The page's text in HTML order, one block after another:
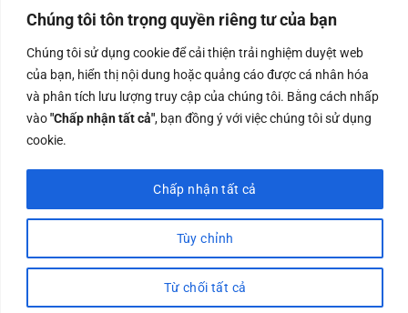
Chúng tôi tôn trọng quyền riêng tư của bạn
Chúng tôi sử dụng cookie để cải thiện trải nghiệm duyệt web
của bạn, hiển thị nội dung hoặc quảng cáo được cá nhân hóa
và phân tích lưu lượng truy cập của chúng tôi. Bằng cách nhấp
vào"Chấp nhận tất cả", bạn đồng ý với việc chúng tôi sử dụng
cookie.
Tùy chỉnh
Từ chối tất cả
Chấp nhận tất cả
Công ty TNHH Nam Bình Xương - Số ĐKKD: 0108783483
cấp ngày 14/06/2019 bởi Sở Kế Hoạch và Đầu Tư Tp. Hà
Nội
Copyrights @2023 Nam Binh Xuong. All Rights Reserved